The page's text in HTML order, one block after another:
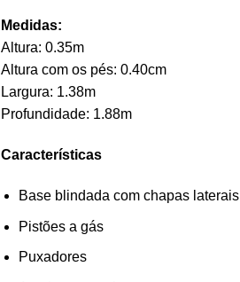
Medidas:
Altura: 0.35m
Altura com os pés: 0.40cm
Largura: 1.38m
Profundidade: 1.88m
Características
Base blindada com chapas laterais
Pistões a gás
Puxadores